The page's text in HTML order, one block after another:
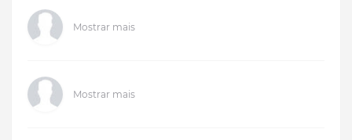
Mostrar mais
Mostrar mais